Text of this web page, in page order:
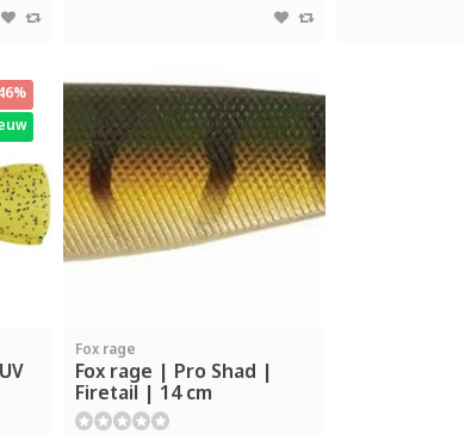
Fox rage
Fox rage | Pro Shad |
Firetail | 14 cm